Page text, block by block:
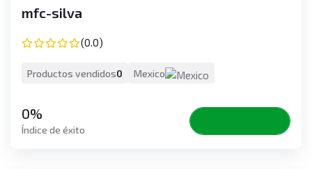
mfc-silva
(0.0)
Productos vendidos0 Mexico
0%
Índice de éxito